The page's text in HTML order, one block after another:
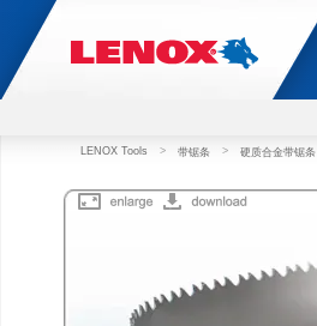
LENOX Tools > 带锯条 > 硬质合金带锯条